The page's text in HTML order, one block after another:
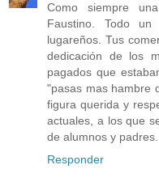
Como siempre
Faustino. Todo
lugareños. Tus
dedicación de los
pagados que
"pasas mas hambre
figura querida y
actuales, a los que
de alumnos y
Responder